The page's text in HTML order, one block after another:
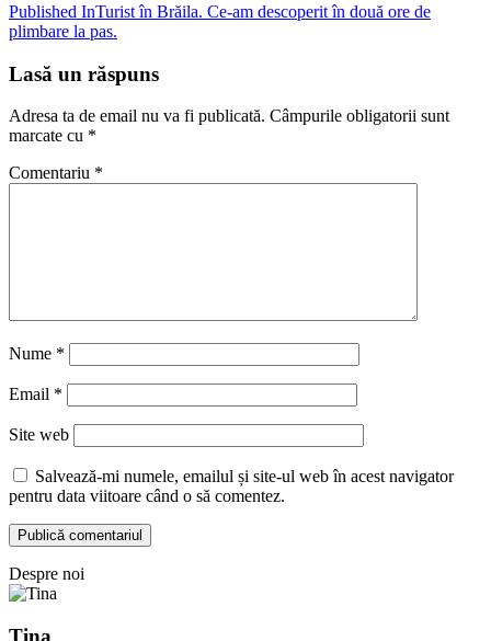
Published InTurist în Brăila. Ce-am descoperit în două ore de
plimbare la pas.
Lasă un răspuns
Adresa ta de email nu va fi publicată. Câmpurile obligatorii sunt
marcate cu *
Comentariu *
Nume *
Email *
Site web
Salvează-mi numele, emailul și site-ul web în acest navigator
pentru data viitoare când o să comentez.
Despre noi
Tina